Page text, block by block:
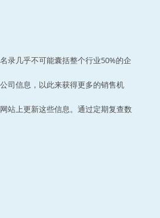
录几乎不可能囊括整个行业50%的企
司信息，以此来获得更多的销售机
站上更新这些信息。通过定期复查数